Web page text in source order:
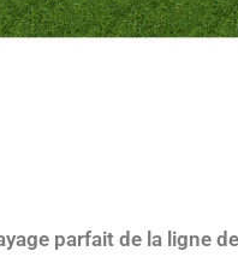
parfait de la ligne